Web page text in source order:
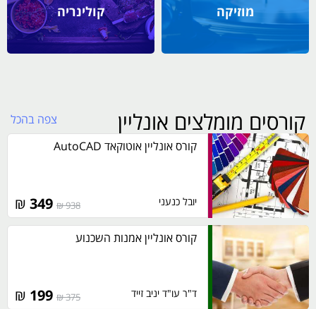
מוזיקה קולינריה
קורסים מומלצים אונליין
צפה בהכל
קורס אונליין אוטוקאד AutoCAD
יובל כנעני 938 ₪
₪
קורס אונליין אמנות השכנוע
ד"ר עו"ד יניב זייד 375 ₪
₪